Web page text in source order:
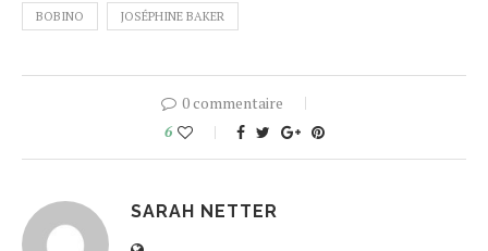
BOBINO JOSÉPHINE BAKER
0 commentaire
6
SARAH NETTER